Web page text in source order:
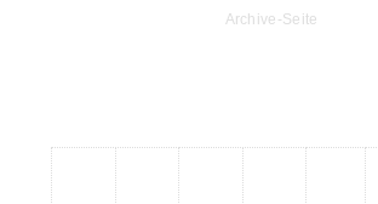
Archive-Seite